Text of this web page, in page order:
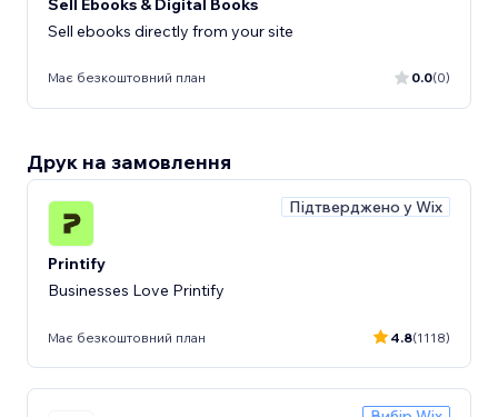
Sell ebooks directly from your site
Має безкоштовний план 0.0(0)
Друк на замовлення
Підтверджено у Wix
Printify
Businesses Love Printify
Має безкоштовний план 4.8(1118)